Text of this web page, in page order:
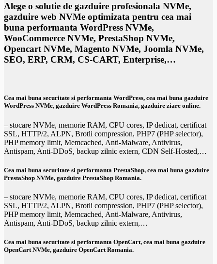
Alege o solutie de gazduire profesionala NVMe,
gazduire web NVMe optimizata pentru cea mai
buna performanta WordPress NVMe,
WooCommerce NVMe, PrestaShop NVMe,
Opencart NVMe, Magento NVMe, Joomla NVMe,
SEO, ERP, CRM, CS-CART, Enterprise,…
Cea mai buna securitate si performanta WordPress, cea mai buna gazduire
WordPress NVMe, gazduire WordPress Romania, gazduire ziare online.
– stocare NVMe, memorie RAM, CPU cores, IP dedicat, certificat
SSL, HTTP/2, ALPN, Brotli compression, PHP7 (PHP selector),
PHP memory limit, Memcached, Anti-Malware, Antivirus,
Antispam, Anti-DDoS, backup zilnic extern, CDN Self-Hosted,…
Cea mai buna securitate si performanta PrestaShop, cea mai buna gazduire
PrestaShop NVMe, gazduire PrestaShop Romania.
– stocare NVMe, memorie RAM, CPU cores, IP dedicat, certificat
SSL, HTTP/2, ALPN, Brotli compression, PHP7 (PHP selector),
PHP memory limit, Memcached, Anti-Malware, Antivirus,
Antispam, Anti-DDoS, backup zilnic extern,…
Cea mai buna securitate si performanta OpenCart, cea mai buna gazduire
OpenCartNVMe, gazduire OpenCart Romania.